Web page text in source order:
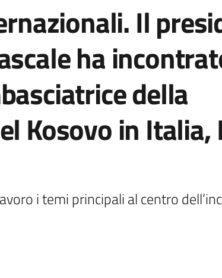
Il
ha
della
Kosovo in Italia,
i temi principali al centro